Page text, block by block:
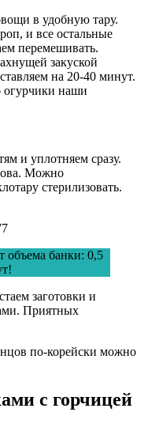
в удобную тару.
и все остальные
перемешивать.
закуской
на 20-40 минут.
огурчики наши
и уплотняем сразу.
Можно
стерилизовать.
объема банки: 0,5
заготовки и
Приятных
по-корейски можно
с горчицей